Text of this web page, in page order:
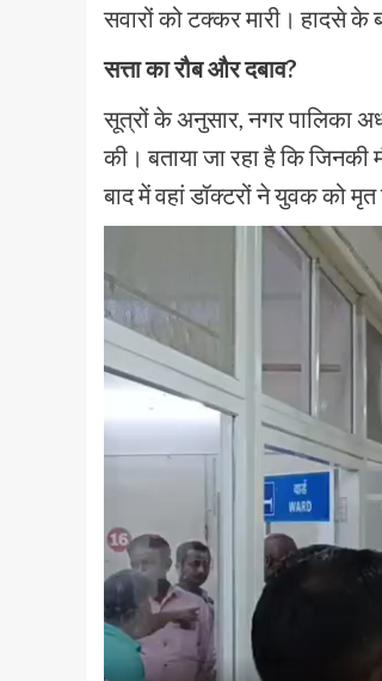
सवारों को टक्कर मारी। हादसे
सत्ता का रौब और दबाव?
सूत्रों के अनुसार, नगर पालिका
की। बताया जा रहा है कि जिनकी
बाद में वहां डॉक्टरों ने युवक को मृत